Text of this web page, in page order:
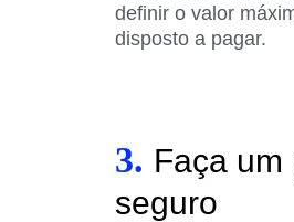
definir o valor
disposto a pagar.
3. Faça um
seguro